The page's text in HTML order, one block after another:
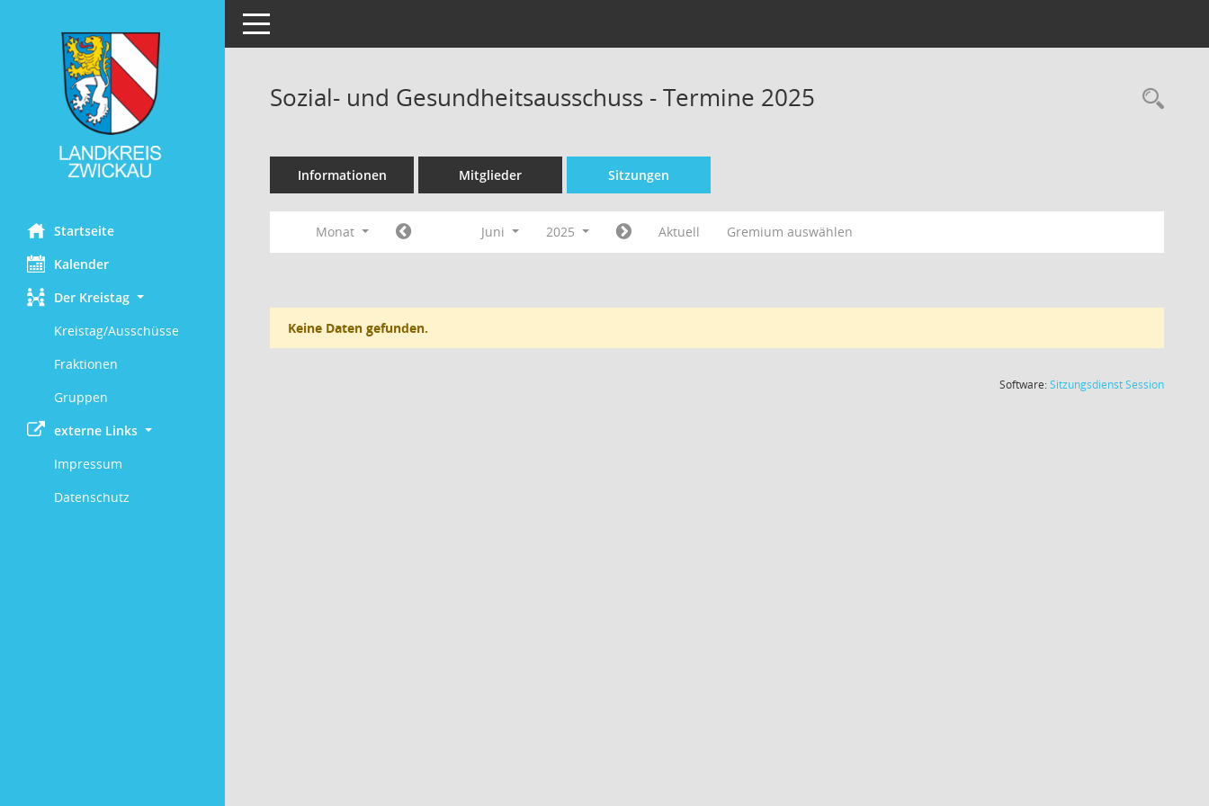
Startseite
Kalender
Der Kreistag
Kreistag/Ausschüsse
Fraktionen
Gruppen
externe Links
Impressum
Datenschutz
Toggle navigation
Sozial- und Gesundheitsausschuss - Termine 2025
Informationen Mitglieder Sitzungen
Monat Juni 2025 Aktuell Gremium auswählen
Keine Daten gefunden.
Software:SitzungsdienstSession(Wird in